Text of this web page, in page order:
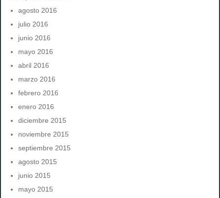
agosto 2016
julio 2016
junio 2016
mayo 2016
abril 2016
marzo 2016
febrero 2016
enero 2016
diciembre 2015
noviembre 2015
septiembre 2015
agosto 2015
junio 2015
mayo 2015